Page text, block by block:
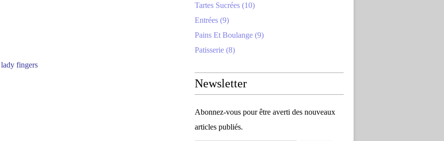
lady fingers
Tartes Sucrées (10)
Entrées (9)
Pains Et Boulange (9)
Patisserie (8)
Newsletter
Abonnez-vous pour être averti des nouveaux
articles publiés.